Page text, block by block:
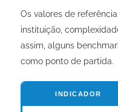
Os valores de
instituição,
assim, alguns
como ponto de partida.
INDICADOR